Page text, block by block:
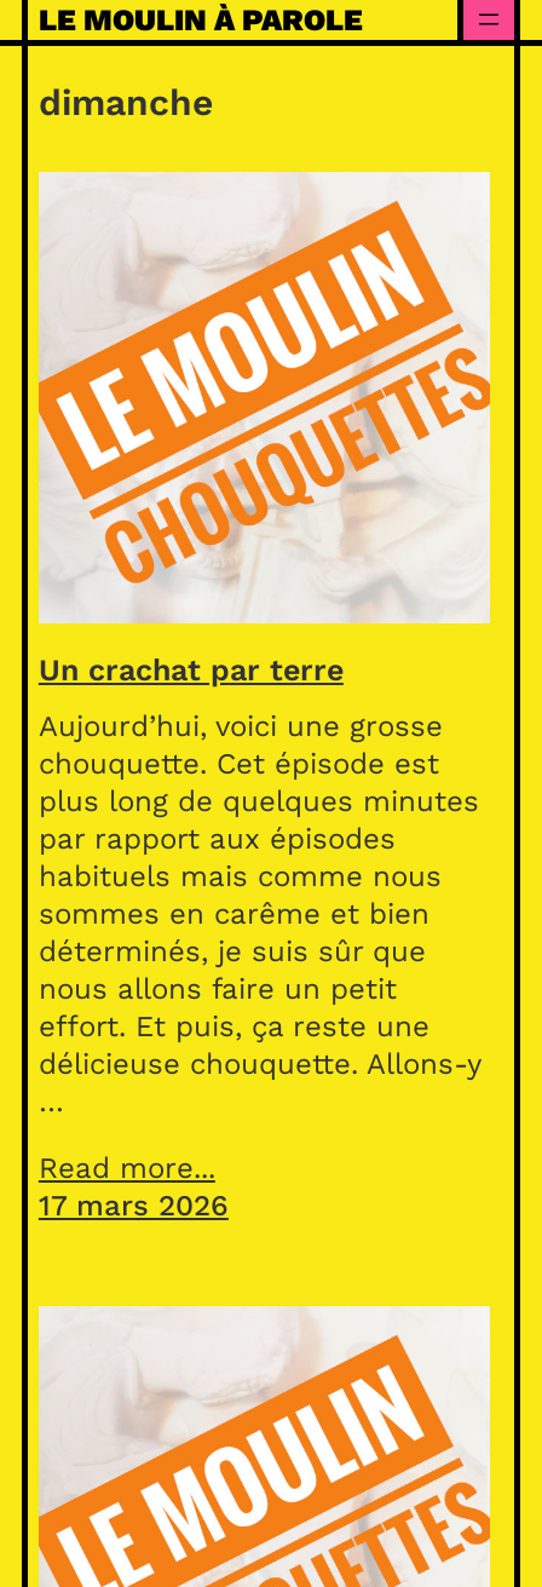
Skip
to
content
LE MOULIN À PAROLE
dimanche
Un crachat par terre
Aujourd’hui, voici une grosse
chouquette. Cet épisode est
plus long de quelques minutes
par rapport aux épisodes
habituels mais comme nous
sommes en carême et bien
déterminés, je suis sûr que
nous allons faire un petit
effort. Et puis, ça reste une
délicieuse chouquette. Allons-y
…
Read more...
17 mars 2026